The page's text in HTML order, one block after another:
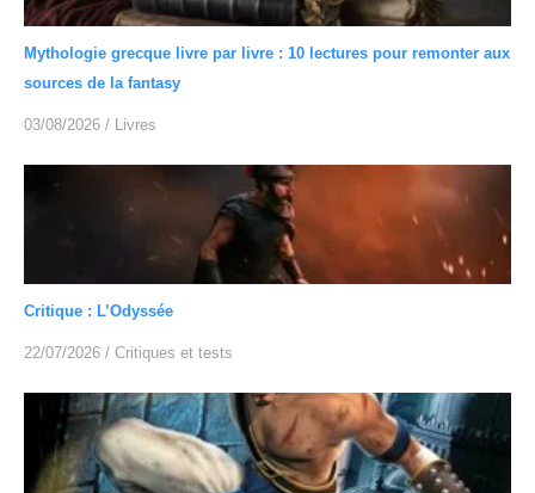
Mythologie grecque livre par livre : 10 lectures pour remonter aux
sources de la fantasy
03/08/2026 / Livres
Critique : L’Odyssée
22/07/2026 / Critiques et tests